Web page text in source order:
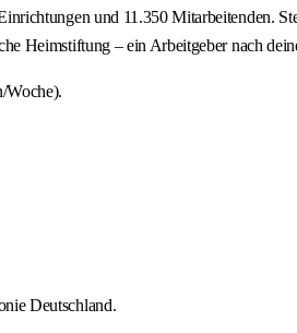
und 11.350 Mitarbeitenden.
Heimstiftung – ein Arbeitgeber nach
Woche).
Deutschland.